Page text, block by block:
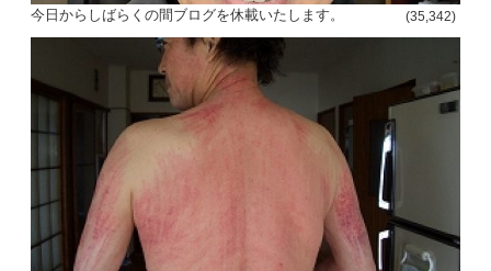
今日からしばらくの間ブログを休載いたします。 (35,342)